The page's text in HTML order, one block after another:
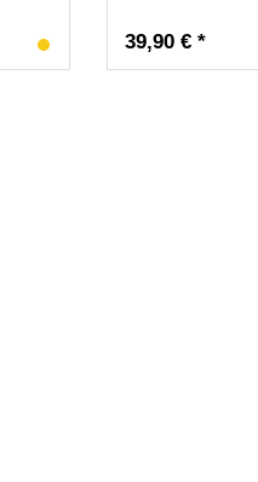
39,90 € *